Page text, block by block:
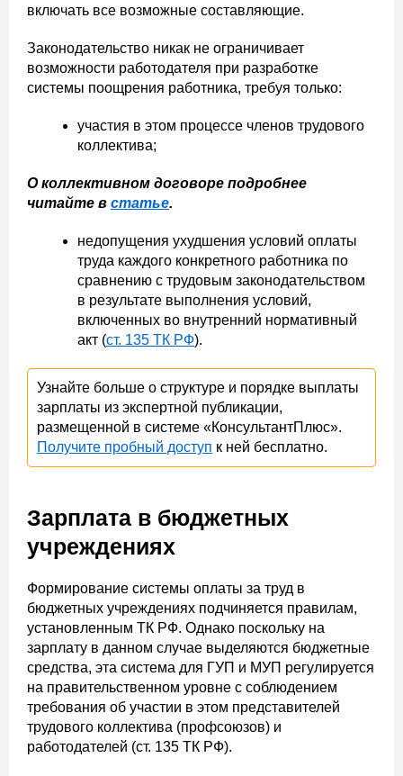
включать все возможные составляющие.
Законодательство никак не ограничивает
возможности работодателя при разработке
системы поощрения работника, требуя только:
участия в этом процессе членов трудового
коллектива;
О коллективном договоре подробнее
читайте в статье.
недопущения ухудшения условий оплаты
труда каждого конкретного работника по
сравнению с трудовым законодательством
в результате выполнения условий,
включенных во внутренний нормативный
акт (ст. 135 ТК РФ).
Узнайте больше о структуре и порядке выплаты
зарплаты из экспертной публикации,
размещенной в системе «КонсультантПлюс».
Получите пробный доступ к ней бесплатно.
Зарплата в бюджетных
учреждениях
Формирование системы оплаты за труд в
бюджетных учреждениях подчиняется правилам,
установленным ТК РФ. Однако поскольку на
зарплату в данном случае выделяются бюджетные
средства, эта система для ГУП и МУП регулируется
на правительственном уровне с соблюдением
требования об участии в этом представителей
трудового коллектива (профсоюзов) и
работодателей (ст. 135 ТК РФ).